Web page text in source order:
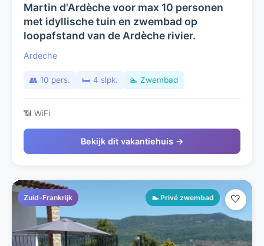
Martin d'Ardèche voor max 10 personen
met idyllische tuin en zwembad op
loopafstand van de Ardèche rivier.
Ardeche
👥 10 pers. 🛏️ 4 slpk. 🏊 Zwembad
📶 WiFi
Bekijk dit vakantiehuis →
Zuid-Frankrijk 🏊 Privé zwembad 🤍